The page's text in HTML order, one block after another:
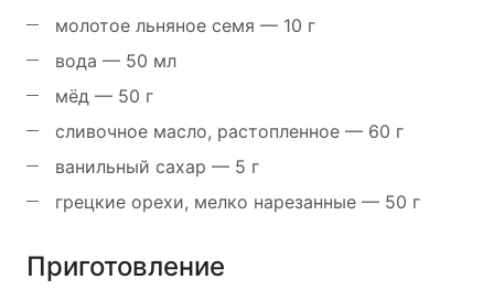
молотое льняное семя — 10 г
вода — 50 мл
мёд — 50 г
сливочное масло, растопленное — 60 г
ванильный сахар — 5 г
грецкие орехи, мелко нарезанные — 50 г
Приготовление